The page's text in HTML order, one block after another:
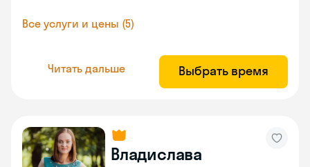
Все услуги и цены (5)
Читать дальше Выбрать время
Владислава